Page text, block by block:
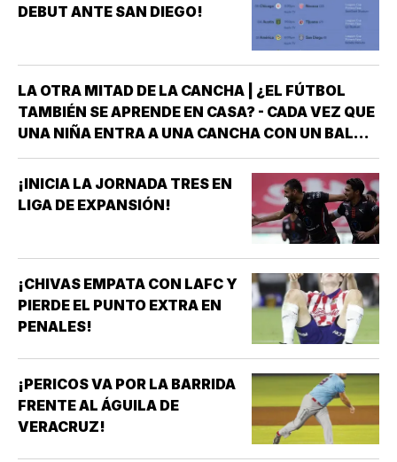
DEBUT ANTE SAN DIEGO!
LA OTRA MITAD DE LA CANCHA | ¿EL FÚTBOL
TAMBIÉN SE APRENDE EN CASA? - CADA VEZ QUE
UNA NIÑA ENTRA A UNA CANCHA CON UN BALÓN
BAJO EL BRAZO, NO LLEGA SOLA *DETRÁS DE
ELLA SIEMPRE HAY ALGUIEN QUE LA LLEVÓ AL
ENTRENAMIENTO, QUE HIZO EL ESFUERZO…
¡INICIA LA JORNADA TRES EN
LIGA DE EXPANSIÓN!
¡CHIVAS EMPATA CON LAFC Y
PIERDE EL PUNTO EXTRA EN
PENALES!
¡PERICOS VA POR LA BARRIDA
FRENTE AL ÁGUILA DE
VERACRUZ!